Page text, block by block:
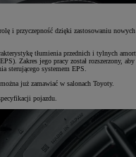
i przyczepność dzięki zastosowaniu
tłumienia przednich i tylnych
Zakres jego pracy został rozszerzony,
sterującego systemem EPS.
już zamawiać w salonach Toyoty.
pojazdu.